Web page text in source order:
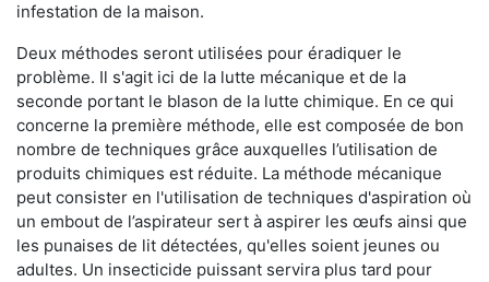
infestation de la maison.
Deux méthodes seront utilisées pour éradiquer le
problème. Il s'agit ici de la lutte mécanique et de la
seconde portant le blason de la lutte chimique. En ce qui
concerne la première méthode, elle est composée de bon
nombre de techniques grâce auxquelles l’utilisation de
produits chimiques est réduite. La méthode mécanique
peut consister en l'utilisation de techniques d'aspiration où
un embout de l’aspirateur sert à aspirer les œufs ainsi que
les punaises de lit détectées, qu'elles soient jeunes ou
adultes. Un insecticide puissant servira plus tard pour